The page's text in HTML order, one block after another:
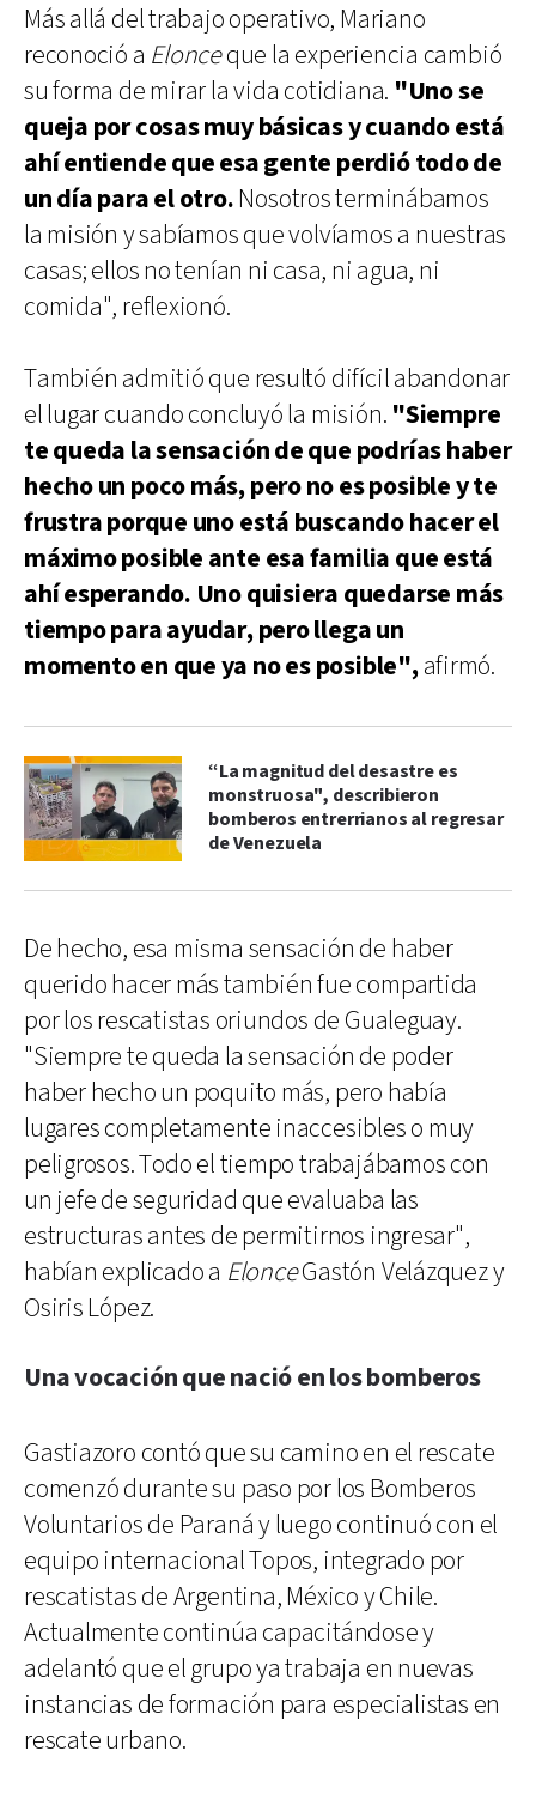
Más allá del trabajo operativo, Mariano
reconoció a Elonceque la experiencia cambió
su forma de mirar la vida cotidiana. "Uno se
queja por cosas muy básicas y cuando está
ahí entiende que esa gente perdió todo de
un día para el otro.Nosotros terminábamos
la misión y sabíamos que volvíamos a nuestras
casas; ellos no tenían ni casa, ni agua, ni
comida", reflexionó.
También admitió que resultó difícil abandonar
el lugar cuando concluyó la misión. "Siempre
te queda la sensación de que podrías haber
hecho un poco más, pero no es posible y te
frustra porque uno está buscando hacer el
máximo posible ante esa familia que está
ahí esperando. Uno quisiera quedarse más
tiempo para ayudar, pero llega un
momento en que ya no es posible",afirmó.
“La magnitud del desastre es
monstruosa", describieron
bomberos entrerrianos al regresar
de Venezuela
De hecho, esa misma sensación de haber
querido hacer más también fue compartida
por los rescatistas oriundos de Gualeguay.
"Siempre te queda la sensación de poder
haber hecho un poquito más, pero había
lugares completamente inaccesibles o muy
peligrosos. Todo el tiempo trabajábamos con
un jefe de seguridad que evaluaba las
estructuras antes de permitirnos ingresar",
habían explicado a ElonceGastón Velázquez y
Osiris López.
Una vocación que nació en los bomberos
Gastiazoro contó que su camino en el rescate
comenzó durante su paso por los Bomberos
Voluntarios de Paraná y luego continuó con el
equipo internacional Topos, integrado por
rescatistas de Argentina, México y Chile.
Actualmente continúa capacitándose y
adelantó que el grupo ya trabaja en nuevas
instancias de formación para especialistas en
rescate urbano.